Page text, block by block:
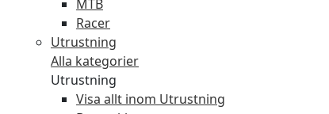
MTB
Racer
Utrustning
Alla kategorier
Utrustning
Visa allt inom Utrustning